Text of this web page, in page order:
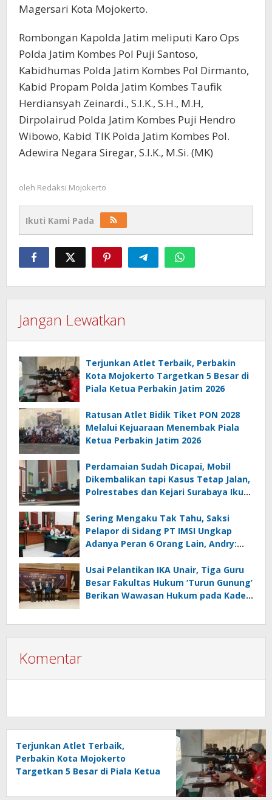
Magersari Kota Mojokerto.
Rombongan Kapolda Jatim meliputi Karo Ops
Polda Jatim Kombes Pol Puji Santoso,
Kabidhumas Polda Jatim Kombes Pol Dirmanto,
Kabid Propam Polda Jatim Kombes Taufik
Herdiansyah Zeinardi., S.I.K., S.H., M.H,
Dirpolairud Polda Jatim Kombes Puji Hendro
Wibowo, Kabid TIK Polda Jatim Kombes Pol.
Adewira Negara Siregar, S.I.K., M.Si. (MK)
oleh Redaksi Mojokerto
Ikuti Kami Pada
Jangan Lewatkan
Terjunkan Atlet Terbaik, Perbakin
Kota Mojokerto Targetkan 5 Besar di
Piala Ketua Perbakin Jatim 2026
Ratusan Atlet Bidik Tiket PON 2028
Melalui Kejuaraan Menembak Piala
Ketua Perbakin Jatim 2026
Perdamaian Sudah Dicapai, Mobil
Dikembalikan tapi Kasus Tetap Jalan,
Polrestabes dan Kejari Surabaya Ikut
Sering Mengaku Tak Tahu, Saksi
Pelapor di Sidang PT IMSI Ungkap
Adanya Peran 6 Orang Lain, Andry:
Usai Pelantikan IKA Unair, Tiga Guru
Besar Fakultas Hukum ‘Turun Gunung’
Berikan Wawasan Hukum pada Kades
Komentar
Terjunkan Atlet Terbaik,
Perbakin Kota Mojokerto
Targetkan 5 Besar di Piala Ketua